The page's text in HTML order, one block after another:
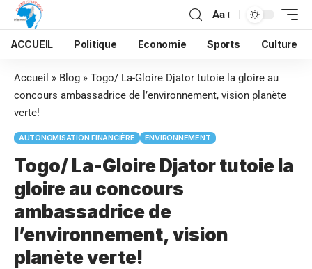
Aa
ACCUEIL Politique Economie Sports Culture
Accueil » Blog » Togo/ La-Gloire Djator tutoie la gloire au
concours ambassadrice de l’environnement, vision planète
verte!
AUTONOMISATION FINANCIÈRE ENVIRONNEMENT
Togo/ La-Gloire Djator tutoie la
gloire au concours
ambassadrice de
l’environnement, vision
planète verte!